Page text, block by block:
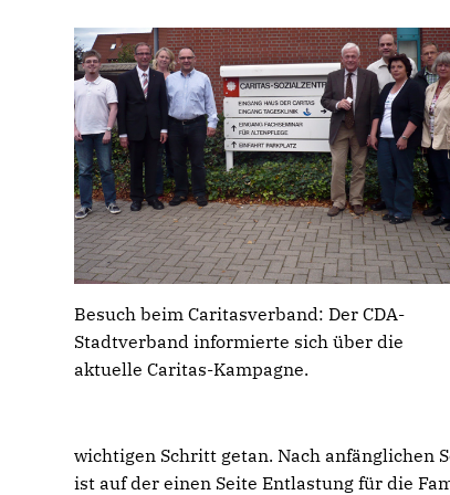
Besuch beim Caritasverband: Der CDA-
Stadtverband informierte sich über die
aktuelle Caritas-Kampagne.
wichtigen Schritt getan. Nach anfänglichen
ist auf der einen Seite Entlastung für die